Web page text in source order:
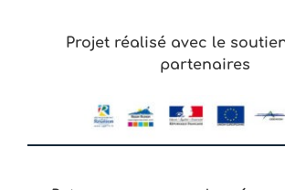
Projet réalisé avec le
partenaires